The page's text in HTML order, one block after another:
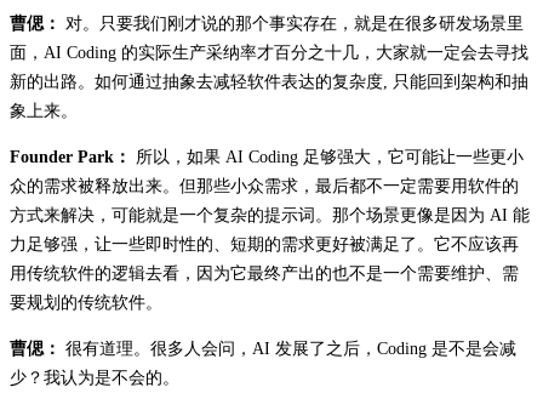
曹偲：
对。只要我们刚才说的那个事实存在，就是在很多研发场景里
面，AI Coding 的实际生产采纳率才百分之十几，大家就一定会去寻找
新的出路。如何通过抽象去减轻软件表达的复杂度, 只能回到架构和抽
象上来。
Founder Park：
所以，如果 AI Coding 足够强大，它可能让一些更小
众的需求被释放出来。但那些小众需求，最后都不一定需要用软件的
方式来解决，可能就是一个复杂的提示词。那个场景更像是因为 AI 能
力足够强，让一些即时性的、短期的需求更好被满足了。它不应该再
用传统软件的逻辑去看，因为它最终产出的也不是一个需要维护、需
要规划的传统软件。
曹偲： 很有道理。很多人会问，AI 发展了之后，Coding 是不是会减
少？我认为是不会的。